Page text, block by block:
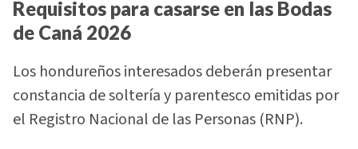
Requisitos para casarse en las Bodas
de Caná 2026
Los hondureños interesados deberán presentar
constancia de soltería y parentesco emitidas por
el Registro Nacional de las Personas (RNP).